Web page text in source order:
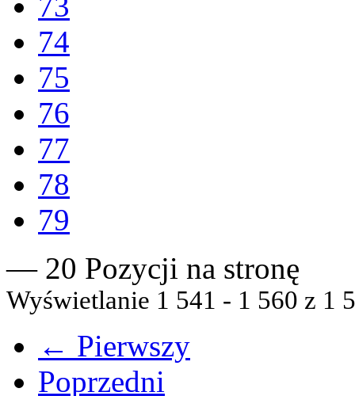
74
75
76
77
78
79
— 20 Pozycji na stronę
Wyświetlanie 1 541 - 1 560 z 1
← Pierwszy
Poprzedni